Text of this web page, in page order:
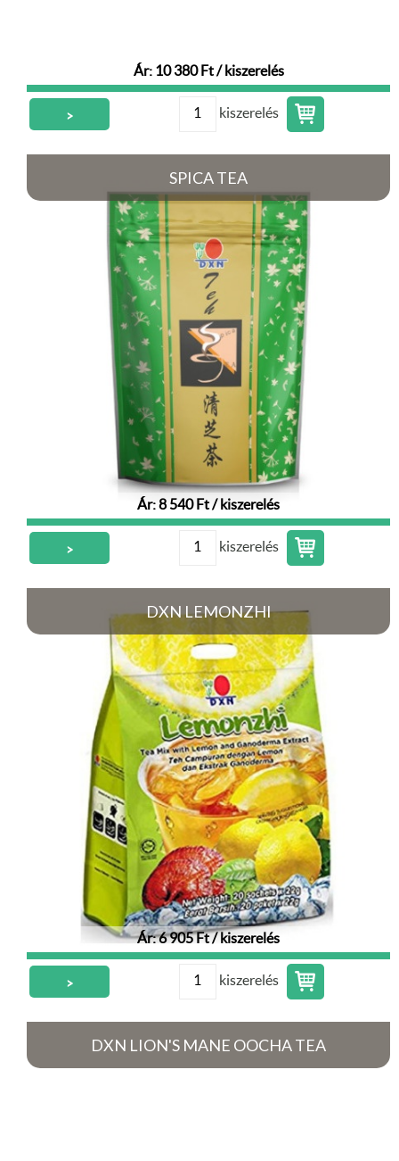
Ár: 10 380 Ft / kiszerelés
> kiszerelés
SPICA TEA
Ár: 8 540 Ft / kiszerelés
> kiszerelés
DXN LEMONZHI
Ár: 6 905 Ft / kiszerelés
> kiszerelés
DXN LION'S MANE OOCHA TEA